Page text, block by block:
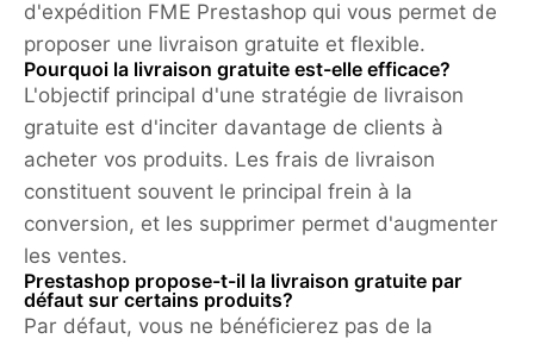
d'expédition FME Prestashop qui vous permet de
proposer une livraison gratuite et flexible.
Pourquoi la livraison gratuite est-elle efficace?
L'objectif principal d'une stratégie de livraison
gratuite est d'inciter davantage de clients à
acheter vos produits. Les frais de livraison
constituent souvent le principal frein à la
conversion, et les supprimer permet d'augmenter
les ventes.
Prestashop propose-t-il la livraison gratuite par
défaut sur certains produits?
Par défaut, vous ne bénéficierez pas de la